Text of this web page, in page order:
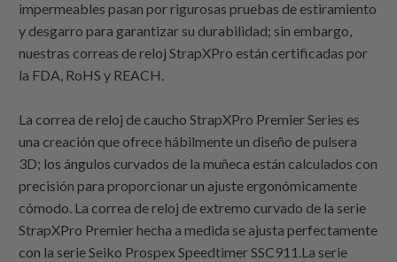
impermeables pasan por rigurosas pruebas de estiramiento
y desgarro para garantizar su durabilidad; sin embargo,
nuestras correas de reloj StrapXPro están certificadas por
la FDA, RoHS y REACH.
La correa de reloj de caucho StrapXPro Premier Series es
una creación que ofrece hábilmente un diseño de pulsera
3D; los ángulos curvados de la muñeca están calculados con
precisión para proporcionar un ajuste ergonómicamente
cómodo. La correa de reloj de extremo curvado de la serie
StrapXPro Premier hecha a medida se ajusta perfectamente
con la serie Seiko Prospex Speedtimer SSC911.La serie